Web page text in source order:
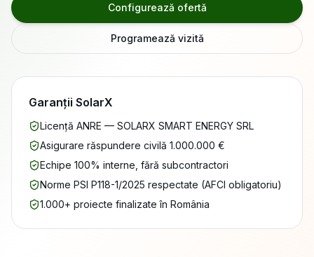
Configurează ofertă
Programează vizită
Garanții SolarX
Licență ANRE — SOLARX SMART ENERGY SRL
Asigurare răspundere civilă 1.000.000 €
Echipe 100% interne, fără subcontractori
Norme PSI P118-1/2025 respectate (AFCI obligatoriu)
1.000+ proiecte finalizate în România